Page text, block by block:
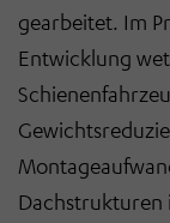
gearbeitet. Im
Entwicklung
Dachstrukturen